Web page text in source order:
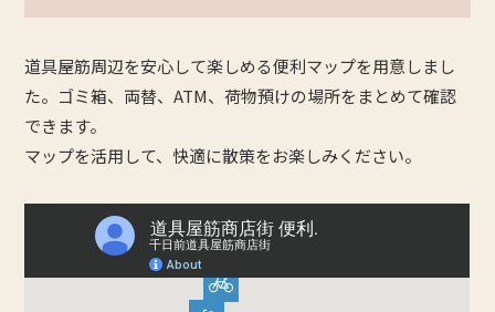
道具屋筋周辺を安心して楽しめる便利マップを用意しまし
た。ゴミ箱、両替、ATM、荷物預けの場所をまとめて確認
できます。
マップを活用して、快適に散策をお楽しみください。